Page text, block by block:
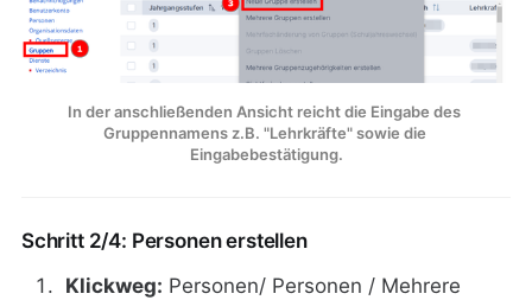
In der anschließenden Ansicht reicht die Eingabe des
Gruppennamens z.B. "Lehrkräfte" sowie die
Eingabebestätigung.
Schritt 2/4: Personen erstellen
Klickweg: Personen/ Personen / Mehrere